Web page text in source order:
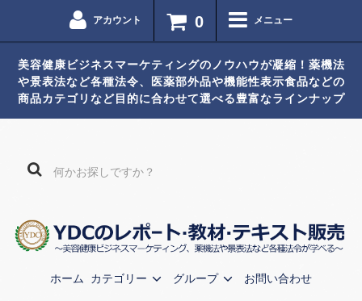
アカウント 0 メニュー
美容健康ビジネスマーケティングのノウハウが凝縮！薬機法
や景表法など各種法令、医薬部外品や機能性表示食品などの
商品カテゴリなど目的に合わせて選べる豊富なラインナップ
ホーム カテゴリー グループ お問い合わせ